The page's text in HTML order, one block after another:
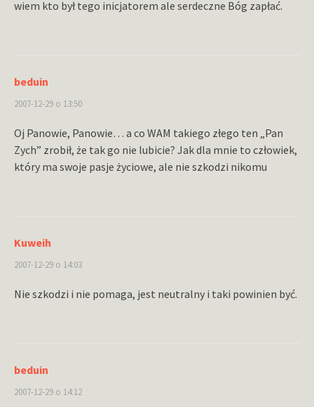
wiem kto był tego inicjatorem ale serdeczne Bóg zapłać.
beduin
2007-12-29 o 13:50
Oj Panowie, Panowie… a co WAM takiego złego ten „Pan
Zych” zrobił, że tak go nie lubicie? Jak dla mnie to człowiek,
który ma swoje pasje życiowe, ale nie szkodzi nikomu
Kuweih
2007-12-29 o 14:03
Nie szkodzi i nie pomaga, jest neutralny i taki powinien być.
beduin
2007-12-29 o 14:12